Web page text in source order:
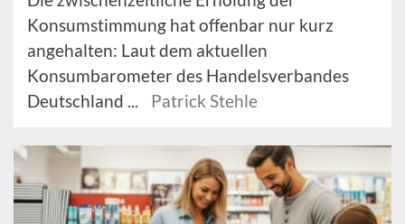
Konsumstimmung hat offenbar nur kurz
angehalten: Laut dem aktuellen
Konsumbarometer des Handelsverbandes
Deutschland ...
Patrick Stehle